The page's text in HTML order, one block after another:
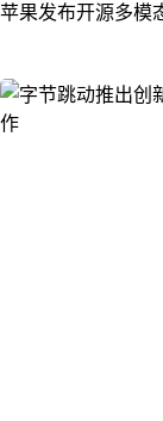
苹果发布开源多模